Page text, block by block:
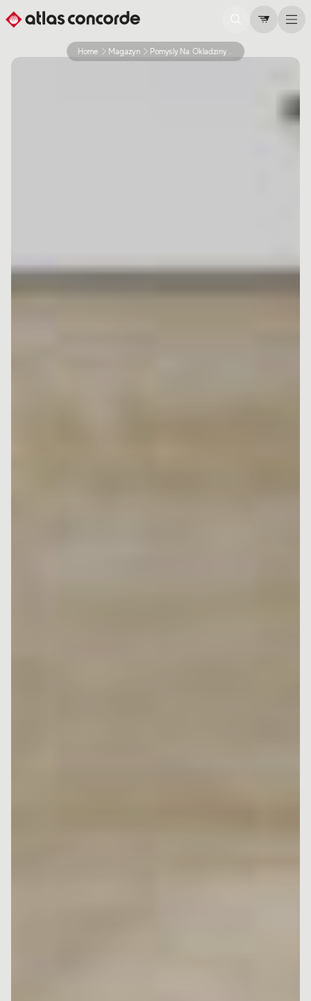
Home Magazyn Pomysly Na Okladziny Scian Zewnetrznych